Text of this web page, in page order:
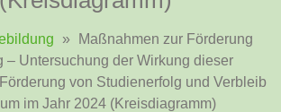
»
Maßnahmen zur Förderung
– Untersuchung der Wirkung dieser
von Studienerfolg und Verbleib
im Jahr 2024 (Kreisdiagramm)